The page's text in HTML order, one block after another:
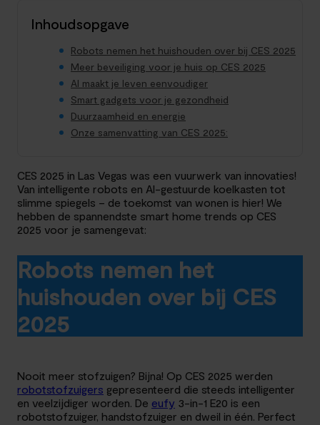
Inhoudsopgave
Robots nemen het huishouden over bij CES 2025
Meer beveiliging voor je huis op CES 2025
AI maakt je leven eenvoudiger
Smart gadgets voor je gezondheid
Duurzaamheid en energie
Onze samenvatting van CES 2025:
CES 2025 in Las Vegas was een vuurwerk van innovaties!
Van intelligente robots en AI-gestuurde koelkasten tot
slimme spiegels – de toekomst van wonen is hier! We
hebben de spannendste smart home trends op CES
2025 voor je samengevat:
Robots nemen het
huishouden over bij CES
2025
Nooit meer stofzuigen? Bijna! Op CES 2025 werden
robotstofzuigers gepresenteerd die steeds intelligenter
en veelzijdiger worden. De eufy 3-in-1 E20 is een
robotstofzuiger, handstofzuiger en dweil in één. Perfect